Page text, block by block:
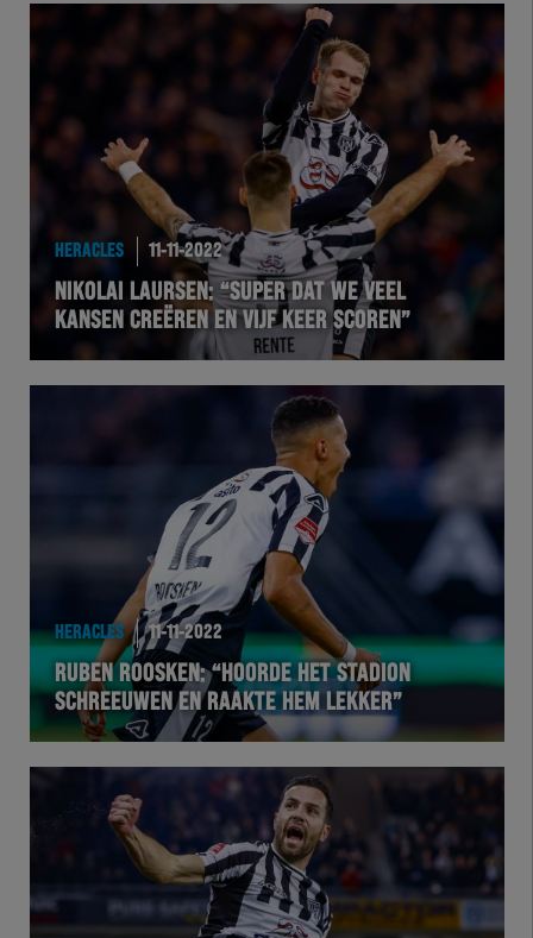
Wedstrijd
BusinessClub
Academie
HERACLES 11-11-2022
NIKOLAI LAURSEN: “SUPER DAT WE VEEL
KANSEN CREËREN EN VIJF KEER SCOREN”
HERACLES 11-11-2022
RUBEN ROOSKEN: “HOORDE HET STADION
SCHREEUWEN EN RAAKTE HEM LEKKER”